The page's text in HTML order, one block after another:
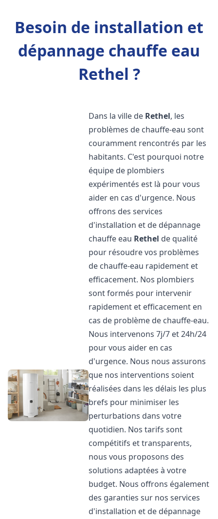
Besoin de installation et
dépannage chauffe eau
Rethel ?
Dans la ville de Rethel, les
problèmes de chauffe-eau sont
couramment rencontrés par les
habitants. C'est pourquoi notre
équipe de plombiers
expérimentés est là pour vous
aider en cas d'urgence. Nous
offrons des services
d'installation et de dépannage
chauffe eau Rethel de qualité
pour résoudre vos problèmes
de chauffe-eau rapidement et
efficacement. Nos plombiers
sont formés pour intervenir
rapidement et efficacement en
cas de problème de chauffe-eau.
Nous intervenons 7j/7 et 24h/24
pour vous aider en cas
d'urgence. Nous nous assurons
que nos interventions soient
réalisées dans les délais les plus
brefs pour minimiser les
perturbations dans votre
quotidien. Nos tarifs sont
compétitifs et transparents,
nous vous proposons des
solutions adaptées à votre
budget. Nous offrons également
des garanties sur nos services
d'installation et de dépannage